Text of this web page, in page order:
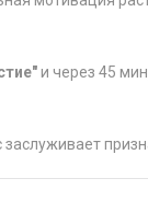
и через 45